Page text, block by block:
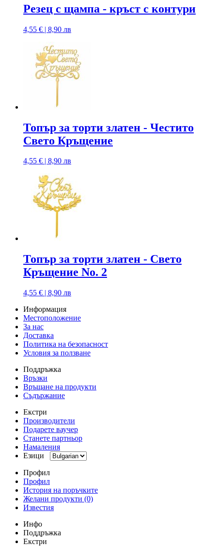
Резец с щампa - кръст с контури
4,55 € | 8,90 лв
Топър за торти златен - Честито
Свето Кръщение
4,55 € | 8,90 лв
Топър за торти златен - Свето
Кръщение No. 2
4,55 € | 8,90 лв
Информация
Местоположение
За нас
Доставка
Политика на безопасност
Условия за ползване
Поддръжка
Връзки
Връщане на продукти
Съдържание
Екстри
Производители
Подарете ваучер
Станете партньор
Намаления
Езици
Профил
Профил
История на поръчките
Желани продукти (0)
Известия
Инфо
Поддръжка
Екстри